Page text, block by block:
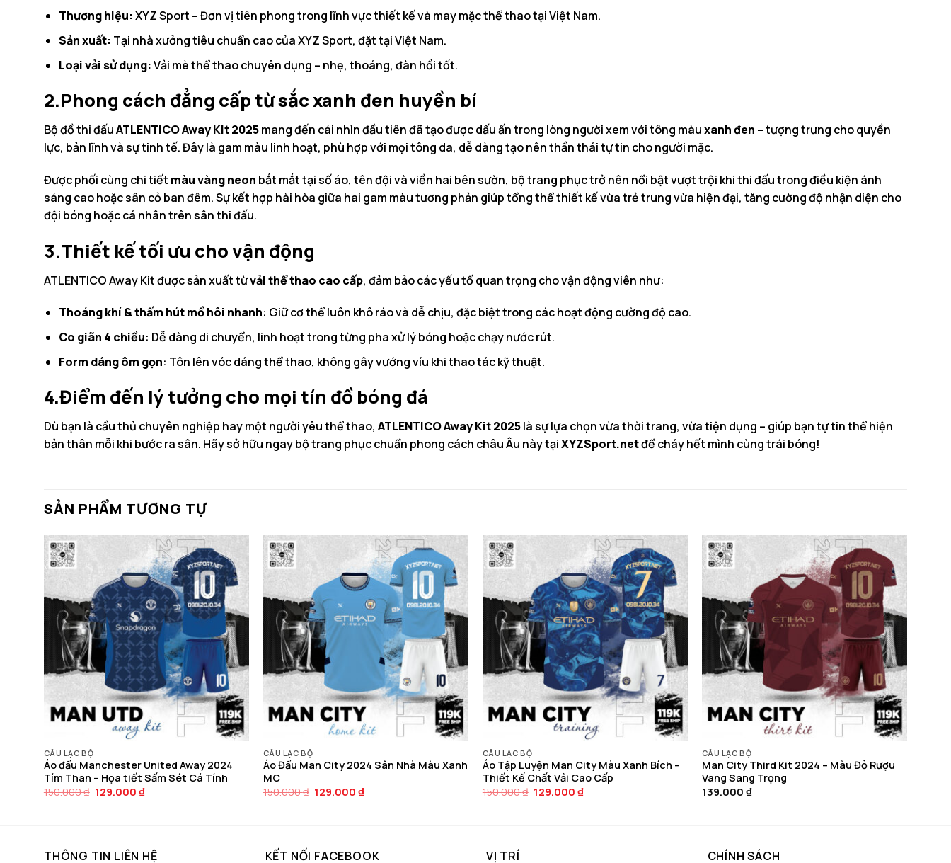
Thương hiệu:XYZ Sport – Đơn vị tiên phong trong lĩnh vực thiết kế và may mặc thể thao tại Việt Nam.
Sản xuất: Tại nhà xưởng tiêu chuẩn cao của XYZ Sport, đặt tại Việt Nam.
Loại vải sử dụng:Vải mè thể thao chuyên dụng – nhẹ, thoáng, đàn hồi tốt.
2.Phong cách đẳng cấp từ sắc xanh đen huyền bí
Bộ đồ thi đấuATLENTICO Away Kit 2025mang đến cái nhìn đầu tiên đã tạo được dấu ấn trong lòng người xem với tông màuxanh đen – tượng trưng cho quyền
lực, bản lĩnh và sự tinh tế. Đây là gam màu linh hoạt, phù hợp với mọi tông da, dễ dàng tạo nên thần thái tự tin cho người mặc.
Được phối cùng chi tiết màu vàng neon bắt mắt tại số áo, tên đội và viền hai bên sườn, bộ trang phục trở nên nổi bật vượt trội khi thi đấu trong điều kiện ánh
sáng cao hoặc sân cỏ ban đêm. Sự kết hợp hài hòa giữa hai gam màu tương phản giúp tổng thể thiết kế vừa trẻ trung vừa hiện đại, tăng cường độ nhận diện cho
đội bóng hoặc cá nhân trên sân thi đấu.
3.Thiết kế tối ưu cho vận động
ATLENTICO Away Kit được sản xuất từvải thể thao cao cấp, đảm bảo các yếu tố quan trọng cho vận động viên như:
Thoáng khí & thấm hút mồ hôi nhanh: Giữ cơ thể luôn khô ráo và dễ chịu, đặc biệt trong các hoạt động cường độ cao.
Co giãn 4 chiều: Dễ dàng di chuyển, linh hoạt trong từng pha xử lý bóng hoặc chạy nước rút.
Form dáng ôm gọn: Tôn lên vóc dáng thể thao, không gây vướng víu khi thao tác kỹ thuật.
4.Điểm đến lý tưởng cho mọi tín đồ bóng đá
Dù bạn là cầu thủ chuyên nghiệp hay một người yêu thể thao, ATLENTICO Away Kit 2025là sự lựa chọn vừa thời trang, vừa tiện dụng – giúp bạn tự tin thể hiện
bản thân mỗi khi bước ra sân. Hãy sở hữu ngay bộ trang phục chuẩn phong cách châu Âu này tạiXYZSport.netđể cháy hết mình cùng trái bóng!
SẢN PHẨM TƯƠNG TỰ
CÂU LẠC BỘ
Áo đấu Manchester United Away 2024
Tím Than – Họa tiết Sấm Sét Cá Tính
150.000₫ Giá
129.000₫Giá
CÂU LẠC BỘ
Áo Đấu Man City 2024 Sân Nhà Màu Xanh
MC
150.000₫ Giá
129.000₫Giá
CÂU LẠC BỘ
Áo Tập Luyện Man City Màu Xanh Bích –
Thiết Kế Chất Vải Cao Cấp
150.000₫ Giá
129.000₫Giá
CÂU LẠC BỘ
Man City Third Kit 2024 – Màu Đỏ Rượu
Vang Sang Trọng
139.000 ₫
THÔNG TIN LIÊN HỆ KẾT NỐI FACEBOOK VỊ TRÍ CHÍNH SÁCH